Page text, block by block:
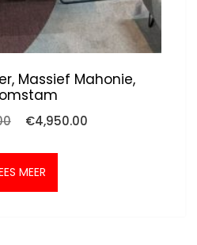
Massief Mahonie,
Oorspronkelijke
was:
€8,950.00.
€4,950.00
MEER